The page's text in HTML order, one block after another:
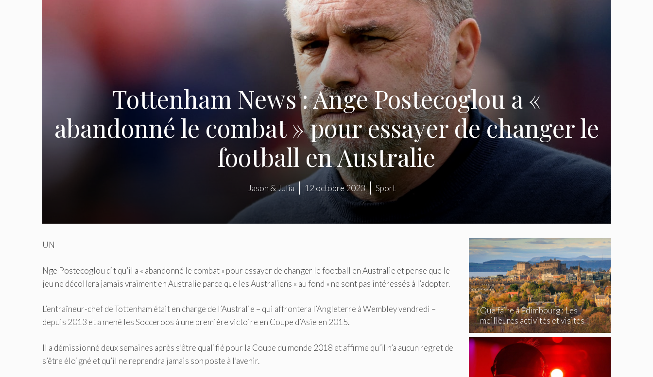
Tottenham News : Ange Postecoglou a «
abandonné le combat » pour essayer de changer le
football en Australie
Jason & Julia 12 octobre 2023 Sport
UN
Nge Postecoglou dit qu’il a « abandonné le combat » pour essayer de changer le football en Australie et pense que le
jeu ne décollera jamais vraiment en Australie parce que les Australiens « au fond » ne sont pas intéressés à l’adopter.
L’entraîneur-chef de Tottenham était en charge de l’Australie – qui affrontera l’Angleterre à Wembley vendredi –
depuis 2013 et a mené les Socceroos à une première victoire en Coupe d’Asie en 2015.
Il a démissionné deux semaines après s’être qualifié pour la Coupe du monde 2018 et affirme qu’il n’a aucun regret de
s’être éloigné et qu’il ne reprendra jamais son poste à l’avenir.
Que faire à Édimbourg : Les
meilleures activités et visites
incontournables